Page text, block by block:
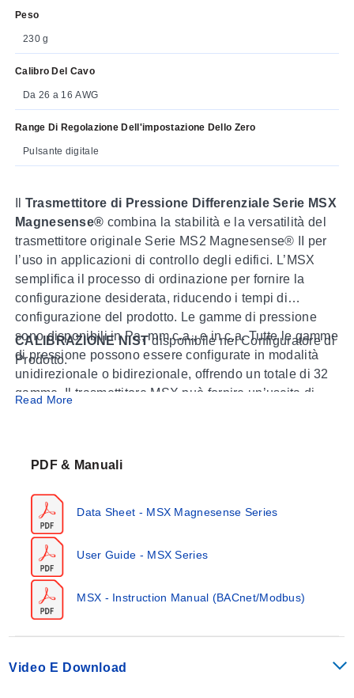
Peso
230 g
Calibro Del Cavo
Da 26 a 16 AWG
Range Di Regolazione Dell'impostazione Dello Zero
Pulsante digitale
Trasmettitore di Pressione Differenziale Serie MSX
Magnesense® combina la stabilità e la versatilità del
trasmettitore originale Serie MS2 Magnesense® II per
l’uso in applicazioni di controllo degli edifici. L’MSX
semplifica il processo di ordinazione per fornire la
configurazione desiderata, riducendo i tempi di
configurazione del prodotto. Le gamme di pressione
sono disponibili in Pa, mm c.a., e in c.a. Tutte le gamme
di pressione possono essere configurate in modalità
unidirezionale o bidirezionale, offrendo un totale di 32
gamme. Il trasmettitore MSX può fornire un’uscita di
capacità di radice quadrata per il calcolo del flusso. I
possono essere utilizzati per fornire sia il controllo sia
la verifica del segnale di uscita dell’apparecchiatura.
CALIBRAZIONE NISTdisponibile nel Configuratore di
Prodotto.
Si prega di consultare
⚠ATTENZIONE:
Stirolo, una sostanza chimica riconosciuta dallo Stato
della California come cancerogena, e al Bisfenolo A
(BPA), una sostanza chimica riconosciuta dallo Stato
della California come tossica per la riproduzione.
Clicca qui.
Applicazioni del Prodotto
Monitoraggio dei filtri nelle unità di trattamento aria
Pressione degli edifici nelle camere bianche
farmaceutiche/semiconduttori
Read More
PDF & Manuali
Data Sheet - MSX Magnesense Series
User Guide - MSX Series
MSX - Instruction Manual (BACnet/Modbus)
Video E Download